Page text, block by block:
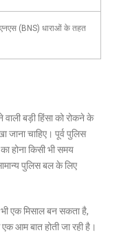
(BNS) धाराओं के तहत
वाली बड़ी हिंसा को रोकने के
जाना चाहिए। पूर्व पुलिस
होना किसी भी समय
पुलिस बल के लिए
एक मिसाल बन सकता है,
आम बात होती जा रही है।